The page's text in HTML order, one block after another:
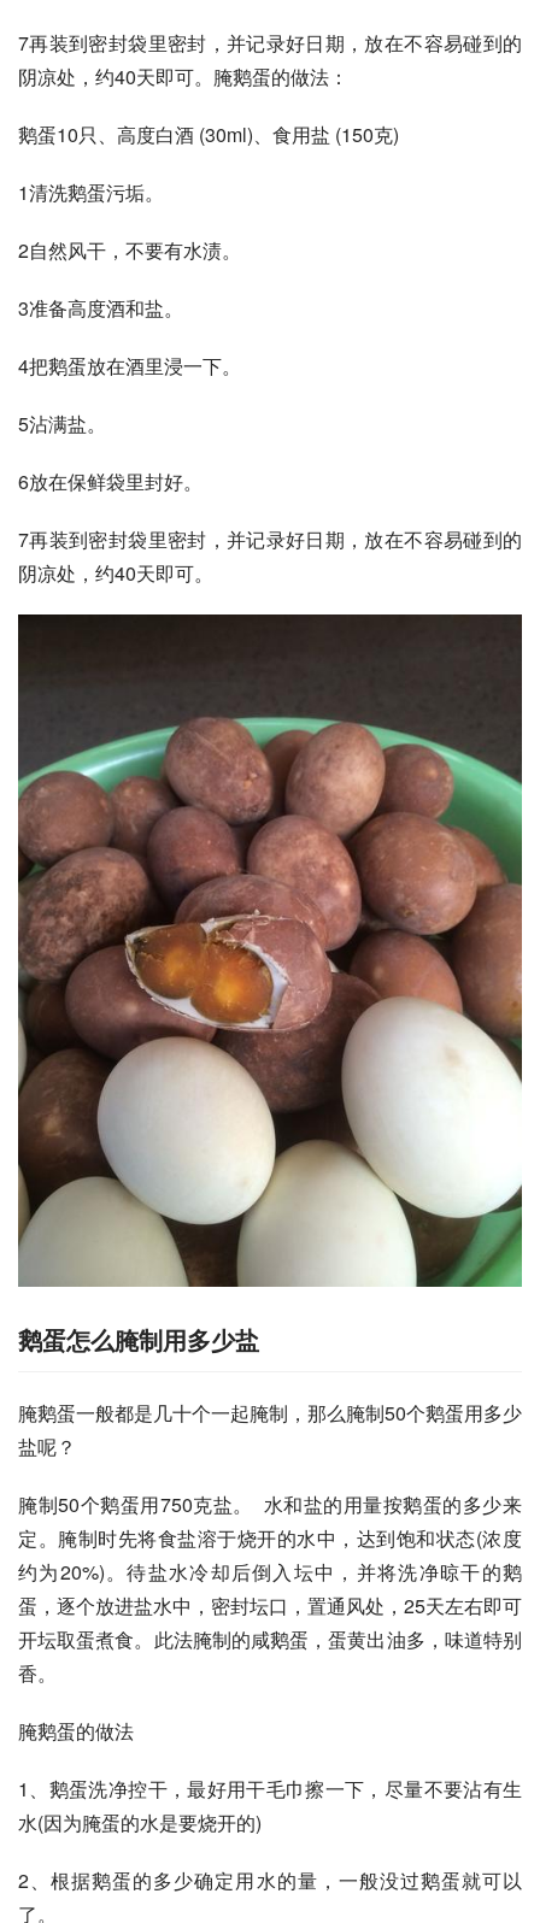
7再装到密封袋里密封，并记录好日期，放在不容易碰到的
阴凉处，约40天即可。腌鹅蛋的做法：
鹅蛋10只、高度白酒 (30ml)、食用盐 (150克)
1清洗鹅蛋污垢。
2自然风干，不要有水渍。
3准备高度酒和盐。
4把鹅蛋放在酒里浸一下。
5沾满盐。
6放在保鲜袋里封好。
7再装到密封袋里密封，并记录好日期，放在不容易碰到的
阴凉处，约40天即可。
鹅蛋怎么腌制用多少盐
腌鹅蛋一般都是几十个一起腌制，那么腌制50个鹅蛋用多少
盐呢？
腌制50个鹅蛋用750克盐。  水和盐的用量按鹅蛋的多少来
定。腌制时先将食盐溶于烧开的水中，达到饱和状态(浓度
约为20%)。待盐水冷却后倒入坛中，并将洗净晾干的鹅
蛋，逐个放进盐水中，密封坛口，置通风处，25天左右即可
开坛取蛋煮食。此法腌制的咸鹅蛋，蛋黄出油多，味道特别
香。
腌鹅蛋的做法
1、鹅蛋洗净控干，最好用干毛巾擦一下，尽量不要沾有生
水(因为腌蛋的水是要烧开的)
2、根据鹅蛋的多少确定用水的量，一般没过鹅蛋就可以
了。